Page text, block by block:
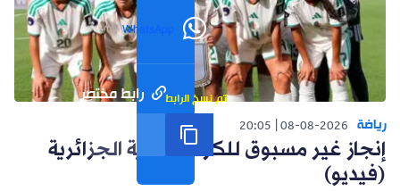
WhatsApp
رابط مختصر تم نسخ الرابط
رياضة 08-08-2026
20:05
إنجاز غير مسبوق للكرة النسوية الجزائرية
(فيديو)